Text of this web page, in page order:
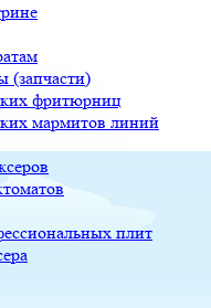
(запчасти)
фритюрниц
мармитов линий
плит